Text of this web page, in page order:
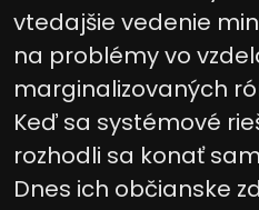
vtedajšie vedenie
na problémy vo
marginalizovaných
Keď sa systémové
rozhodli sa konať
Dnes ich občianske
Použiť profily na výber
obsahu
Meranie výkonnosti
Meranie výkonnosti
Pochopiť cieľové skupiny
štatistík alebo spájania